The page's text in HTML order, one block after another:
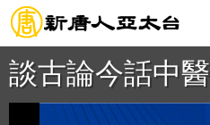
談古論今話中醫